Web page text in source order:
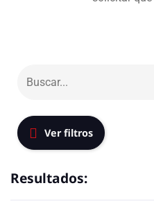
Ver filtros
Resultados: